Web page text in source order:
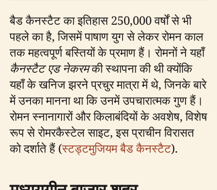
बैड कैनस्टैट का इतिहास 250,000 वर्षों से भी
पहले का है, जिसमें पाषाण युग से लेकर रोमन काल
तक महत्वपूर्ण बस्तियों के प्रमाण हैं। रोमनों ने यहाँ
कैनस्टैट एड नेकरमकी स्थापना की थी क्योंकि
यहाँ के खनिज झरने प्रचुर मात्रा में थे, जिनके बारे
में उनका मानना ​​था कि उनमें उपचारात्मक गुण हैं।
रोमन स्नानागारों और किलाबंदियों के अवशेष, विशेष
रूप से रोमरकैस्टेल साइट, इस प्राचीन विरासत
को दर्शाते हैं (स्टड्टमुजियम बैड कैनस्टैट).